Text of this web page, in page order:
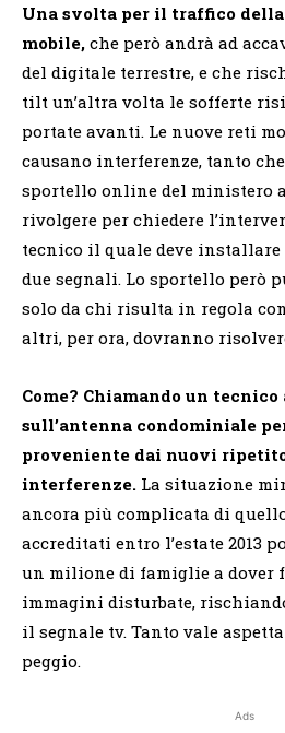
Una svolta per il traffico
mobile, che però andrà ad
del digitale terrestre, e che
tilt un’altra volta le sofferte
portate avanti. Le nuove reti
causano interferenze, tanto
sportello online del ministero
rivolgere per chiedere
tecnico il quale deve
due segnali. Lo sportello però
solo da chi risulta in regola
altri, per ora, dovranno
Come? Chiamando un
sull’antenna condominiale
proveniente dai nuovi
interferenze. La situazione
ancora più complicata di
accreditati entro l’estate 2013
un milione di famiglie a dover
immagini disturbate,
il segnale tv. Tanto vale
peggio.
Ads